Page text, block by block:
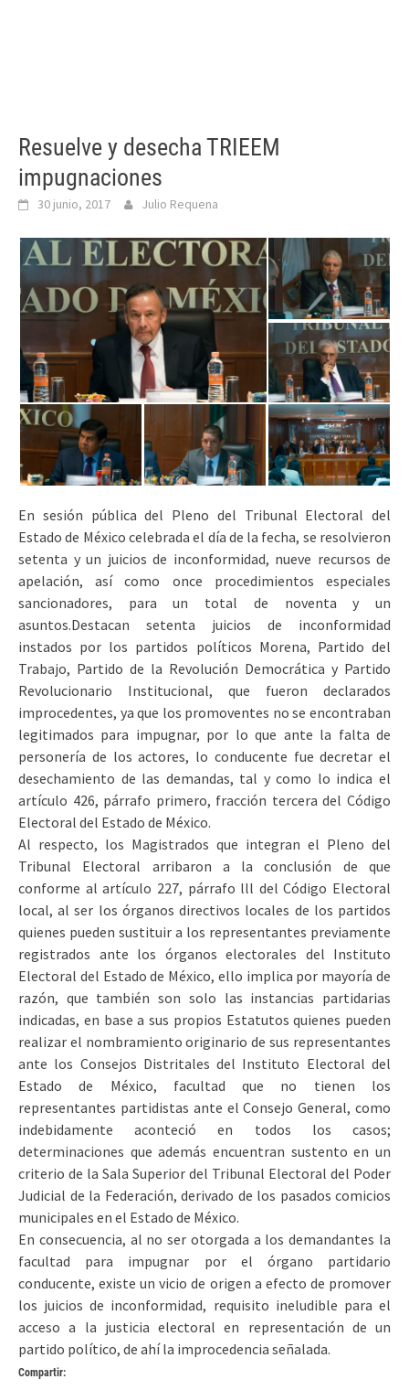
Resuelve y desecha TRIEEM
impugnaciones
30 junio, 2017 Julio Requena
En sesión pública del Pleno del Tribunal Electoral del
Estado de México celebrada el día de la fecha, se resolvieron
setenta y un juicios de inconformidad, nueve recursos de
apelación, así como once procedimientos especiales
sancionadores, para un total de noventa y un
asuntos.Destacan setenta juicios de inconformidad
instados por los partidos políticos Morena, Partido del
Trabajo, Partido de la Revolución Democrática y Partido
Revolucionario Institucional, que fueron declarados
improcedentes, ya que los promoventes no se encontraban
legitimados para impugnar, por lo que ante la falta de
personería de los actores, lo conducente fue decretar el
desechamiento de las demandas, tal y como lo indica el
artículo 426, párrafo primero, fracción tercera del Código
Electoral del Estado de México.
Al respecto, los Magistrados que integran el Pleno del
Tribunal Electoral arribaron a la conclusión de que
conforme al artículo 227, párrafo lll del Código Electoral
local, al ser los órganos directivos locales de los partidos
quienes pueden sustituir a los representantes previamente
registrados ante los órganos electorales del Instituto
Electoral del Estado de México, ello implica por mayoría de
razón, que también son solo las instancias partidarias
indicadas, en base a sus propios Estatutos quienes pueden
realizar el nombramiento originario de sus representantes
ante los Consejos Distritales del Instituto Electoral del
Estado de México, facultad que no tienen los
representantes partidistas ante el Consejo General, como
indebidamente aconteció en todos los casos;
determinaciones que además encuentran sustento en un
criterio de la Sala Superior del Tribunal Electoral del Poder
Judicial de la Federación, derivado de los pasados comicios
municipales en el Estado de México.
En consecuencia, al no ser otorgada a los demandantes la
facultad para impugnar por el órgano partidario
conducente, existe un vicio de origen a efecto de promover
los juicios de inconformidad, requisito ineludible para el
acceso a la justicia electoral en representación de un
partido político, de ahí la improcedencia señalada.
Compartir: